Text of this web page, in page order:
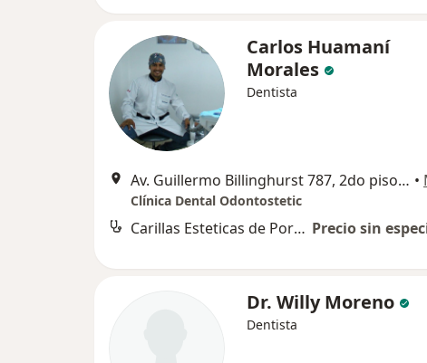
Carlos Huamaní
Morales
Dentista
Av. Guillermo Billinghurst 787, 2do piso, San Juan de Miraflores •
Clínica Dental Odontostetic
Carillas Esteticas de Porcelana Precio sin
Dr. Willy Moreno
Dentista